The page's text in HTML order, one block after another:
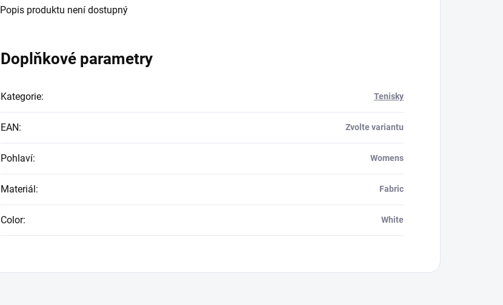
Popis produktu není dostupný
Doplňkové parametry
Kategorie: Tenisky
EAN: Zvolte variantu
Pohlaví: Womens
Materiál: Fabric
Color: White